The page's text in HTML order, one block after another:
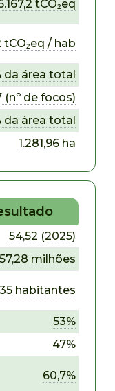
tCO₂eq
tCO₂eq / hab
da área total
(nº de focos)
da área total
1.281,96 ha
54,52 (2025)
milhões
habitantes
53%
47%
60,7%